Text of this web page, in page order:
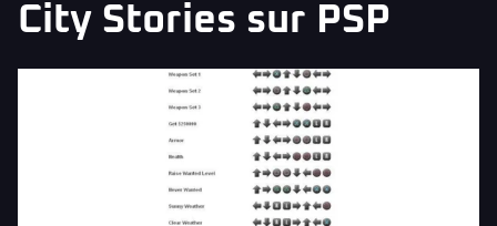
City Stories sur PSP